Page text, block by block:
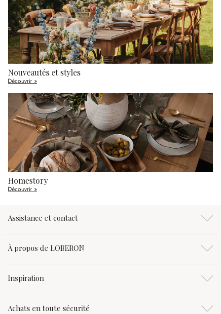
Nouveautés et styles
Découvrir »
Homestory
Découvrir »
Assistance et contact
À propos de LOBERON
Inspiration
Achats en toute sécurité